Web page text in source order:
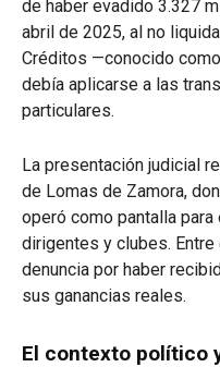
de haber evadido 3.327
abril de 2025, al no
Créditos —conocido
debía aplicarse a las
particulares.
La presentación judicial
de Lomas de Zamora,
operó como pantalla
dirigentes y clubes.
denuncia por haber
sus ganancias reales.
El contexto político